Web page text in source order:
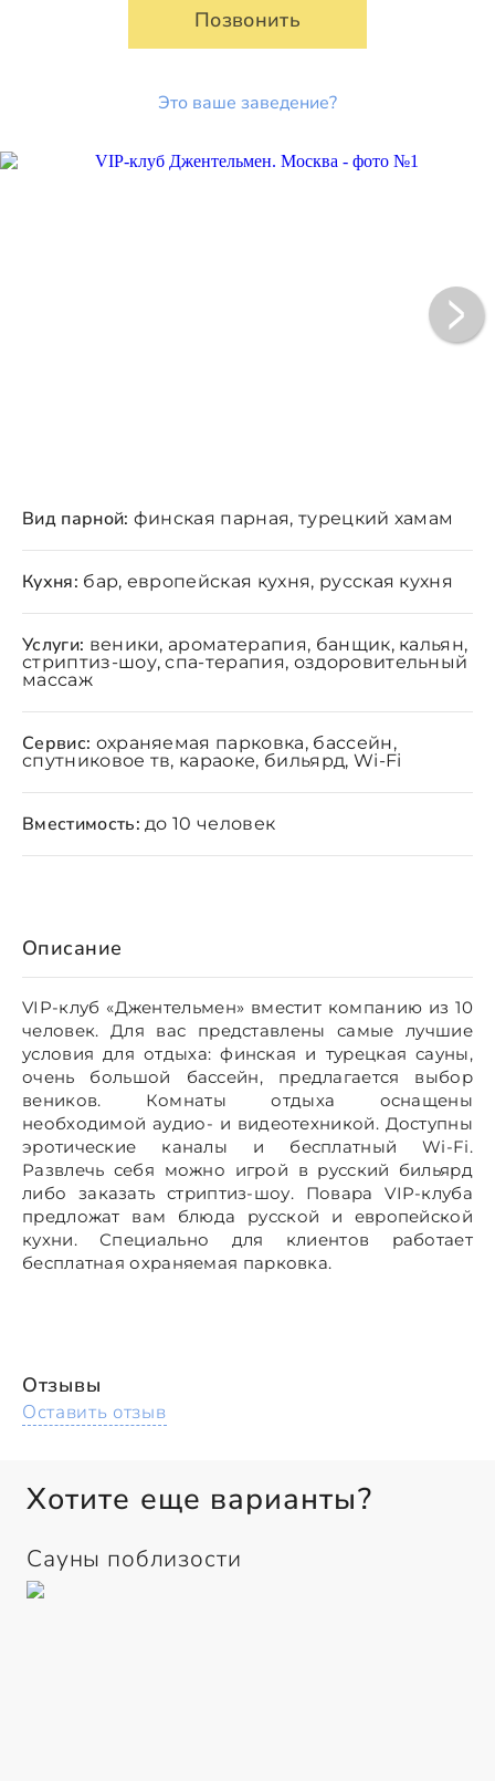
Позвонить
Это ваше заведение?
Описание
VIP-клуб «Джентельмен» вместит компанию из 10
человек. Для вас представлены самые лучшие
условия для отдыха: финская и турецкая сауны,
очень большой бассейн, предлагается выбор
веников. Комнаты отдыха оснащены
необходимой аудио- и видеотехникой. Доступны
эротические каналы и бесплатный Wi-Fi.
Развлечь себя можно игрой в русский бильярд
либо заказать стриптиз-шоу. Повара VIP-клуба
предложат вам блюда русской и европейской
кухни. Специально для клиентов работает
бесплатная охраняемая парковка.
Вид парной: финская парная, турецкий хамам
Кухня: бар, европейская кухня, русская кухня
Услуги: веники, ароматерапия, банщик, кальян,
стриптиз-шоу, спа-терапия, оздоровительный
массаж
Сервис: охраняемая парковка, бассейн,
спутниковое тв, караоке, бильярд, Wi-Fi
Вместимость: до 10 человек
Отзывы
Оставить отзыв
Хотите еще варианты?
Сауны поблизости